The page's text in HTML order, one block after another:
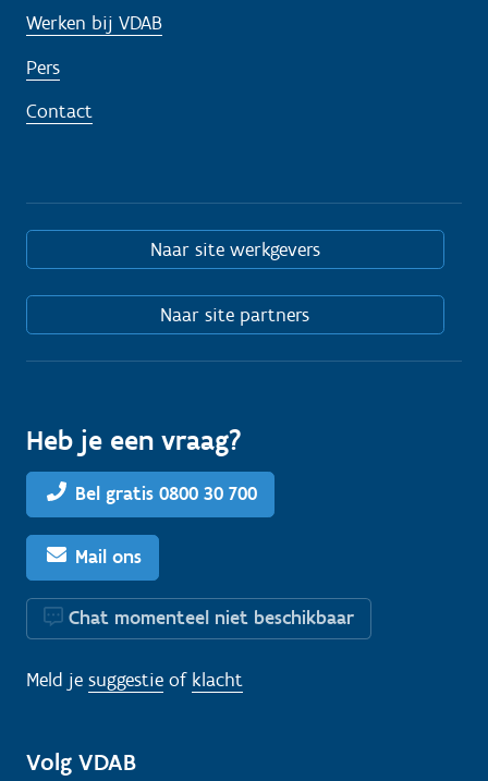
Werken bij VDAB
Pers
Contact
Naar site werkgevers
Naar site partners
Heb je een vraag?
Bel gratis 0800 30 700
Mail ons
Chat momenteel niet beschikbaar
Meld je suggestie of klacht
Volg VDAB